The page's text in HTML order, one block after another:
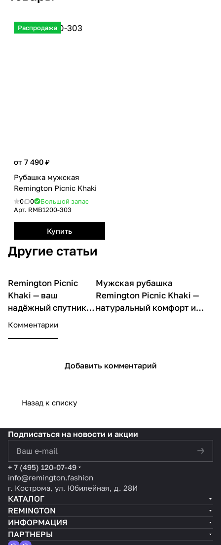
Распродажа
от 7 490 ₽
Рубашка мужская
Remington Picnic Khaki
0 0
Большой запас
Арт. RMB1200-303
Купить
Другие статьи
О товарах
Remington Picnic
Khaki — ваш
надёжный спутник в
стиле и комфорте
О товарах
Мужская рубашка
Remington Picnic Khaki —
натуральный комфорт и
Комментарии
Добавить комментарий
Назад к списку
Подписаться на новости и акции
+ 7 (495) 120-07-49
info@remington.fashion
г. Кострома, ул. Юбилейная, д. 28И
КАТАЛОГ
REMINGTON
ИНФОРМАЦИЯ
ПАРТНЕРЫ